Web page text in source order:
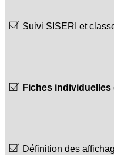
Suivi SISERI et
Fiches
Définition des